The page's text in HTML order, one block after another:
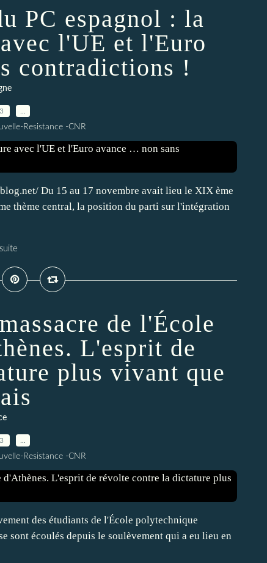
PC espagnol : la
l'UE et l'Euro
contradictions !
Resistance -CNR
Du 15 au 17 novembre avait lieu le XIX ème
thème central, la position du parti sur l'intégration
de l'École
L'esprit de
plus vivant que
Resistance -CNR
des étudiants de l'École polytechnique
sont écoulés depuis le soulèvement qui a eu lieu en